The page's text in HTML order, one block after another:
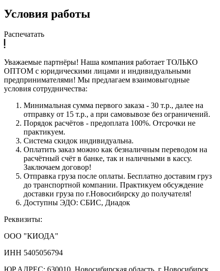
Условия работы
Распечатать
Уважаемые партнёры! Наша компания работает ТОЛЬКО
ОПТОМ с юридическими лицами и индивидуальными
предпринимателями! Мы предлагаем взаимовыгодные
условия сотрудничества:
Минимальная сумма первого заказа - 30 т.р., далее на
отправку от 15 т.р., а при самовывозе без ограничений.
Порядок расчётов - предоплата 100%. Отсрочки не
практикуем.
Система скидок индивидуальна.
Оплатить заказ можно как безналичным переводом на
расчётный счёт в банке, так и наличными в кассу.
Заключаем договор!
Отправка груза после оплаты. Бесплатно доставим груз
до транспортной компании. Практикуем обсуждение
доставки груза по г.Новосибирску до получателя!
Доступны ЭДО: СБИС, Диадок
Реквизиты:
ООО "КИОДА"
ИНН 5405056794